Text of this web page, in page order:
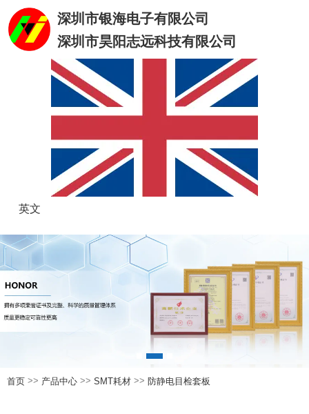
深圳市银海电子有限公司
深圳市昊阳志远科技有限公司
英文
首页 >> 产品中心 >> SMT耗材 >> 防静电目检套板